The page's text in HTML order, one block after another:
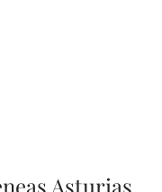
Asturias